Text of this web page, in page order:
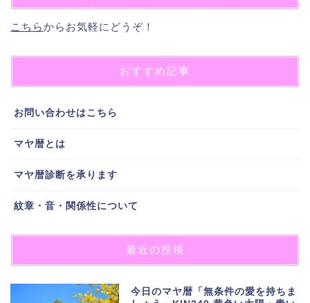
こちらからお気軽にどうぞ！
おすすめ記事
お問い合わせはこちら
マヤ暦とは
マヤ暦診断を承ります
紋章・音・関係性について
最近の投稿
今日のマヤ暦「無条件の愛を持ちま